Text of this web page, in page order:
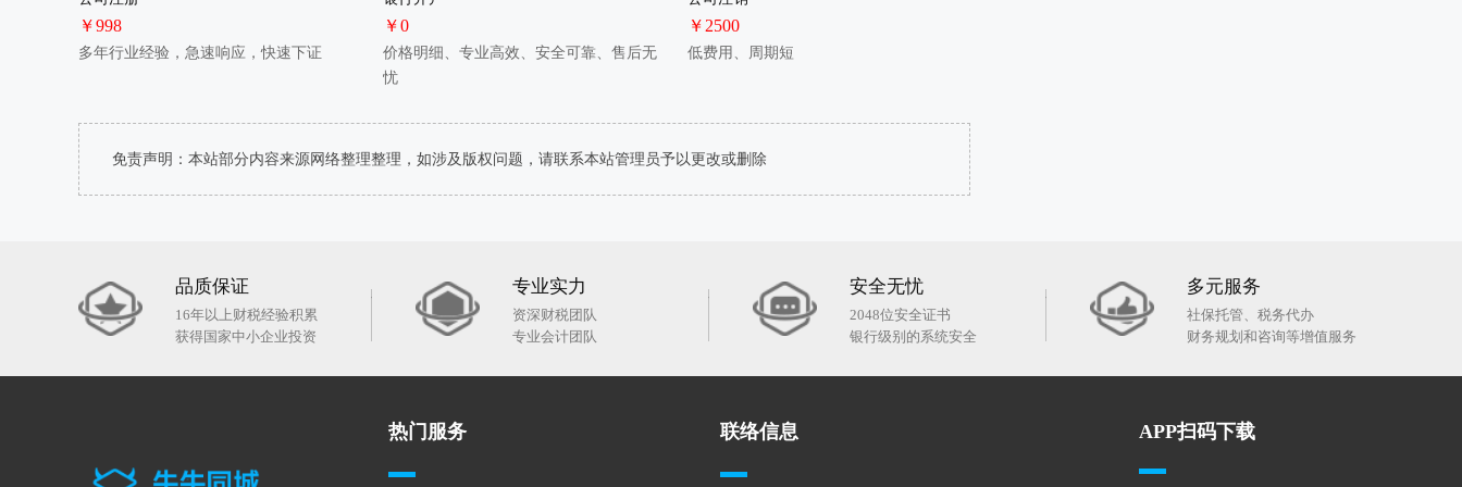
￥998
多年行业经验，急速响应，快速下证
￥0
价格明细、专业高效、安全可靠、售后无
忧
￥2500
低费用、周期短
免责声明：本站部分内容来源网络整理整理，如涉及版权问题，请联系本站管理员予以更改或删除
品质保证
16年以上财税经验积累
获得国家中小企业投资
专业实力
资深财税团队
专业会计团队
安全无忧
2048位安全证书
银行级别的系统安全
多元服务
社保托管、税务代办
财务规划和咨询等增值服务
热门服务 联络信息 APP扫码下载